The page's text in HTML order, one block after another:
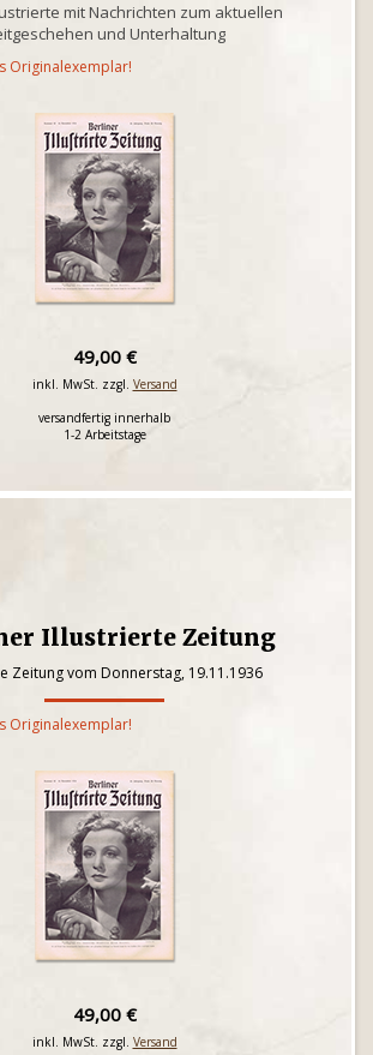
mit Nachrichten zum aktuellen
und Unterhaltung
Originalexemplar!
49,00 €
inkl. MwSt. zzgl. Versand
versandfertig innerhalb
1-2 Arbeitstage
Illustrierte Zeitung
Zeitung vom Donnerstag, 19.11.1936
Originalexemplar!
49,00 €
inkl. MwSt. zzgl. Versand